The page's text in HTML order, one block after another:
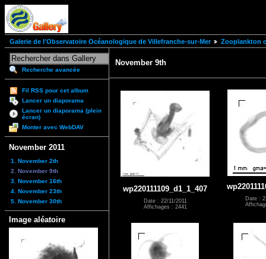
Galerie de l'Observatoire Océanologique de Villefranche-sur-Mer Zooplankton
Recherche avancée
Fil RSS pour cet album
Lancer un diaporama
Lancer un diaporama (plein
écran)
Monter avec WebDAV
November 2011
1. November 2th
2. November 9th
3. November 16th
4. November 23th
5. November 30th
Image aléatoire
November 9th
wp220111109_d1_1_407
Date : 22/11/2011
Affichages : 2441
Date :